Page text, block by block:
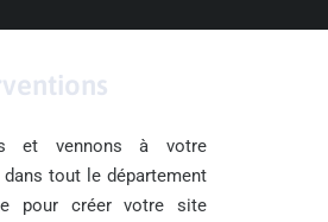
et vennons à votre
tout le département
pour créer votre site